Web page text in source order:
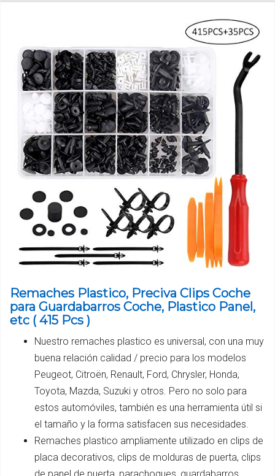
Remaches Plastico, Preciva Clips Coche
para Guardabarros Coche, Plastico Panel,
etc ( 415 Pcs )
Nuestro remaches plastico es universal, con una muy
buena relación calidad / precio para los modelos
Peugeot, Citroën, Renault, Ford, Chrysler, Honda,
Toyota, Mazda, Suzuki y otros. Pero no solo para
estos automóviles, también es una herramienta útil si
el tamaño y la forma satisfacen sus necesidades.
Remaches plastico ampliamente utilizado en clips de
placa decorativos, clips de molduras de puerta, clips